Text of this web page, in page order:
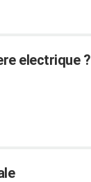
electrique ?